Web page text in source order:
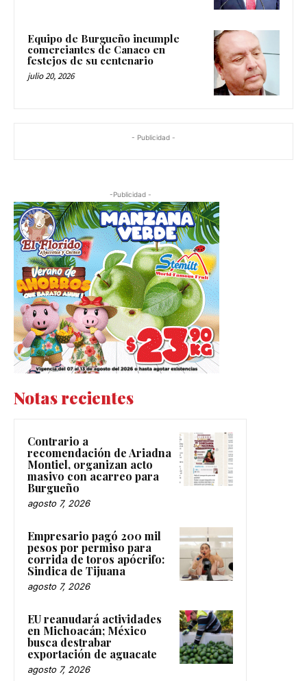
Equipo de Burgueño incumple
comerciantes de Canaco en
festejos de su centenario
julio 20, 2026
- Publicidad -
-Publicidad -
Notas recientes
Contrario a
recomendación de Ariadna
Montiel, organizan acto
masivo con acarreo para
Burgueño
agosto 7, 2026
Empresario pagó 200 mil
pesos por permiso para
corrida de toros apócrifo:
Sindica de Tijuana
agosto 7, 2026
EU reanudará actividades
en Michoacán; México
busca destrabar
exportación de aguacate
agosto 7, 2026